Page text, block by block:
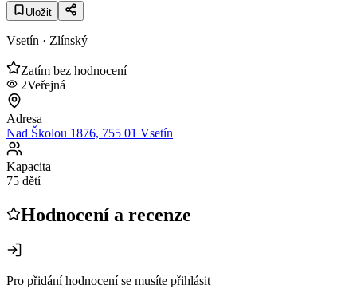
Uložit
Vsetín · Zlínský
Zatím bez hodnocení
2Veřejná
Adresa
Nad Školou 1876, 755 01 Vsetín
Kapacita
75 dětí
Hodnocení a recenze
Pro přidání hodnocení se musíte přihlásit